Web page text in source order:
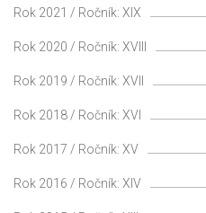
Rok 2021 / Ročník: XIX
Rok 2020 / Ročník: XVIII
Rok 2019 / Ročník: XVII
Rok 2018 / Ročník: XVI
Rok 2017 / Ročník: XV
Rok 2016 / Ročník: XIV